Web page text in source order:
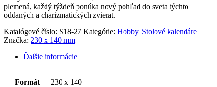
plemená, každý týždeň ponúka nový pohľad do sveta týchto
oddaných a charizmatických zvierat.
Katalógové číslo: S18-27 Kategórie: Hobby, Stolové kalendáre
Značka: 230 x 140 mm
Ďalšie informácie
Formát 230 x 140